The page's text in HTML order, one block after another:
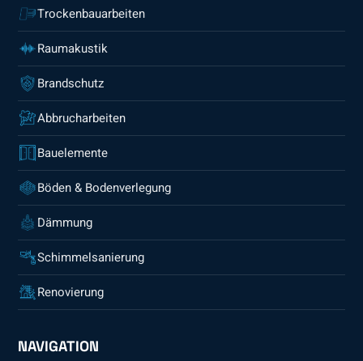
Trockenbauarbeiten
Raumakustik
Brandschutz
Abbrucharbeiten
Bauelemente
Böden & Bodenverlegung
Dämmung
Schimmelsanierung
Renovierung
NAVIGATION